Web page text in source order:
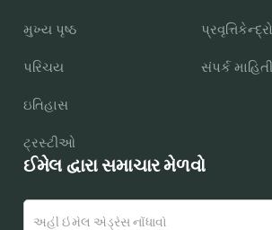
મુખ્ય પૃષ્ઠ
પરિચય
ઇતિહાસ
ટ્રસ્ટીઓ
પ્રવૃત્તિકેન્દ્રો
સંપર્ક માહિતી
ઈમેલ દ્વારા સમાચાર મેળવો